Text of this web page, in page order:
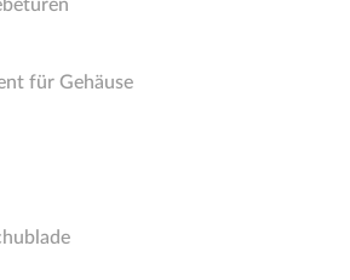
für Gehäuse